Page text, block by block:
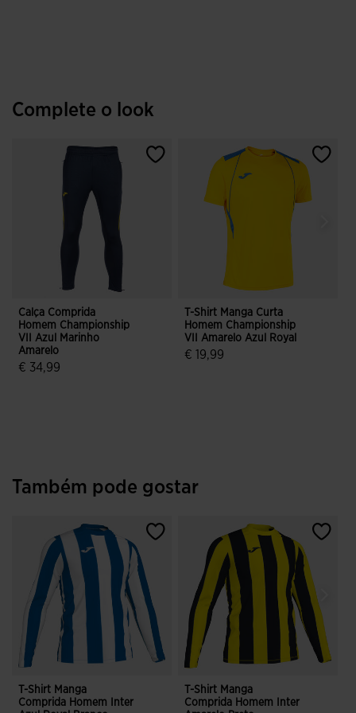
Complete o look
Calça Comprida
Homem Championship
VII Azul Marinho
Amarelo
€ 34,99
T-Shirt Manga Curta
Homem Championship
VII Amarelo Azul Royal
€ 19,99
Também pode gostar
T-Shirt Manga
Comprida Homem Inter
T-Shirt Manga
Comprida Homem Inter